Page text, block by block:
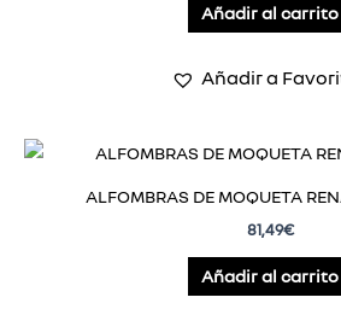
Añadir al carrito
Añadir a
ALFOMBRAS DE MOQUETA
81,49€
Añadir al carrito